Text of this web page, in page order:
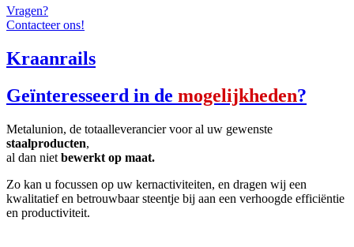
Vragen?
Contacteer ons!
Kraanrails
Geïnteresseerd in de mogelijkheden?
Metalunion, de totaalleverancier voor al uw gewenste
staalproducten,
al dan niet bewerkt op maat.
Zo kan u focussen op uw kernactiviteiten, en dragen wij een
kwalitatief en betrouwbaar steentje bij aan een verhoogde efficiëntie
en productiviteit.